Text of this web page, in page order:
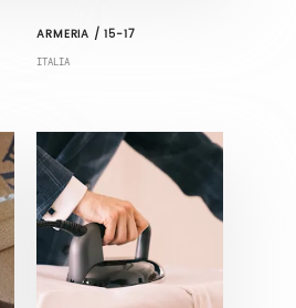
ARMERIA / 15-17
ITALIA